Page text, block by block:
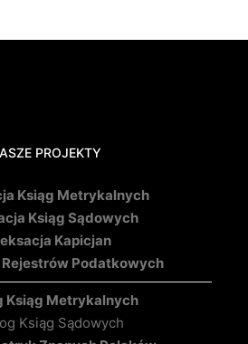
PROJEKTY
Ksiąg Metrykalnych
Ksiąg Sądowych
Kapicjan
Podatkowych
Ksiąg Metrykalnych
Ksiąg Sądowych